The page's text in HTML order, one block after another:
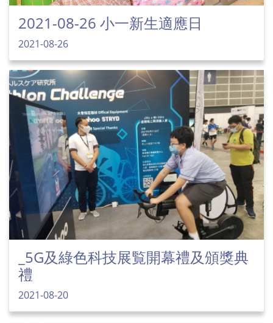
2021-08-26 小一新生適應日
2021-08-26
_5G及綠色科技展覧開幕禮及頒獎典
禮
2021-08-20